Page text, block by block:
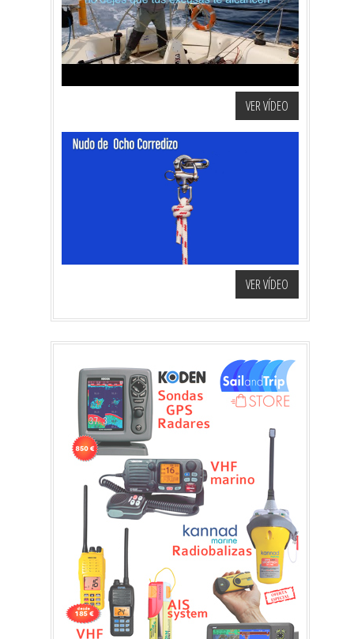
VER VÍDEO
VER VÍDEO